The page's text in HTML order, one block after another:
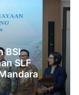
BSI
SLF